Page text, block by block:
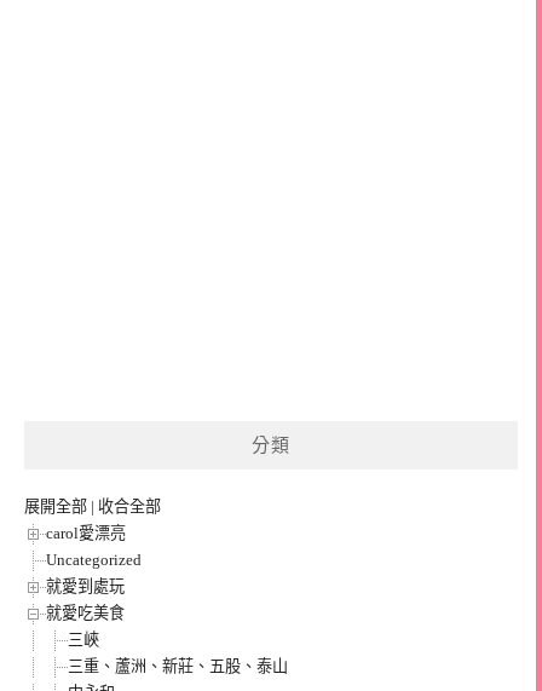
分類
展開全部 | 收合全部
carol愛漂亮
Uncategorized
就愛到處玩
就愛吃美食
三峽
三重、蘆洲、新莊、五股、泰山